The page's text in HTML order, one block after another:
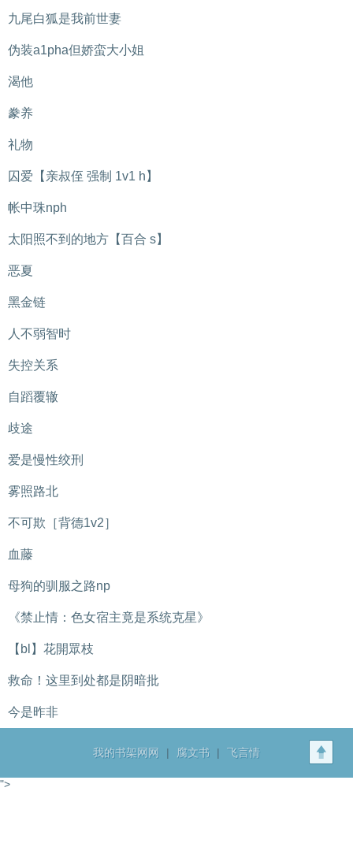
九尾白狐是我前世妻
伪装a1pha但娇蛮大小姐
渴他
豢养
礼物
囚爱【亲叔侄 强制 1v1 h】
帐中珠nph
太阳照不到的地方【百合 s】
恶夏
黑金链
人不弱智时
失控关系
自蹈覆辙
歧途
爱是慢性绞刑
雾照路北
不可欺［背德1v2］
血藤
母狗的驯服之路np
《禁止情：色女宿主竟是系统克星》
【bl】花開眾枝
救命！这里到处都是阴暗批
今是昨非
我的书架网网 | 腐文书 | 飞言情
">